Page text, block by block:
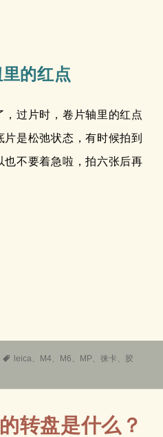
的红点
过片时，卷片轴里的红点
是松弛状态，有时候拍到
不要着急啦，拍六张后再
标
leica、 M4 、 M6 、 MP、徕卡 、
胶
转盘是什么？